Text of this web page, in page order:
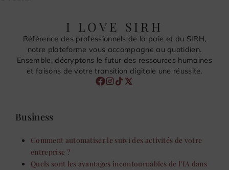
I LOVE SIRH
Référence des professionnels de la paie et du SIRH,
notre plateforme vous accompagne au quotidien.
Ensemble, décryptons le futur des ressources humaines
et faisons de votre transition digitale une réussite.
Business
Comment automatiser le suivi des activités de votre
entreprise ?
Quels sont les avantages incontournables de l’IA dans